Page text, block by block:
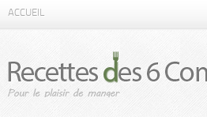
ACCUEIL